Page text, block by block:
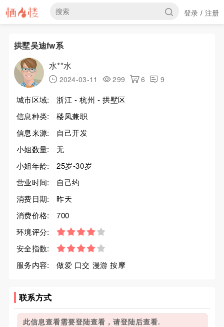
登录 / 注册
拱墅吴迪fw系
水**水
2024-03-11 299 6 9
城市区域:
浙江 - 杭州 - 拱墅区
信息种类:
楼凤兼职
信息来源:
自己开发
小姐数量:
无
小姐年龄:
25岁-30岁
营业时间:
自己约
消费日期:
昨天
消费价格:
700
环境评分:
安全指数:
服务内容:
做爱 口交 漫游 按摩
联系方式
此信息查看需要登陆查看，请登陆后查看.